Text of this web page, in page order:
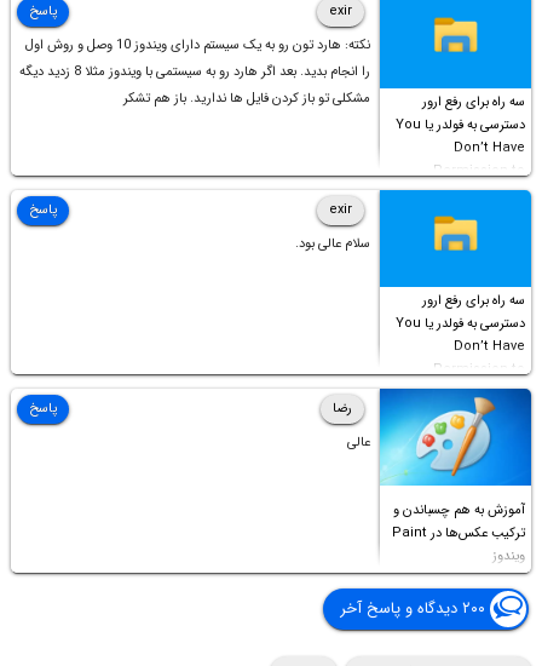
سه راه برای رفع ارور
دسترسی به فولدر یا You
Don’t Have
Permission to
Access this folder
exir
نکته: هارد تون رو به یک سیستم دارای ویندوز 10 وصل و روش اول
را انجام بدید. بعد اگر هارد رو به سیستمی با ویندوز مثلا 8 زدید دیگه
مشکلی تو باز کردن فایل ها ندارید. باز هم تشکر
پاسخ
سه راه برای رفع ارور
دسترسی به فولدر یا You
Don’t Have
Permission to
Access this folder
exir
سلام عالی بود.
پاسخ
آموزش به هم چسباندن و
ترکیب عکس‌ها در Paint
ویندوز
رضا
عالی
پاسخ
۲۰۰ دیدگاه و پاسخ آخر